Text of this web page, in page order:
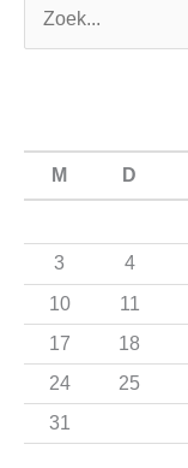
a
r
:
M D
3
4
10
11
17
18
24
25
31